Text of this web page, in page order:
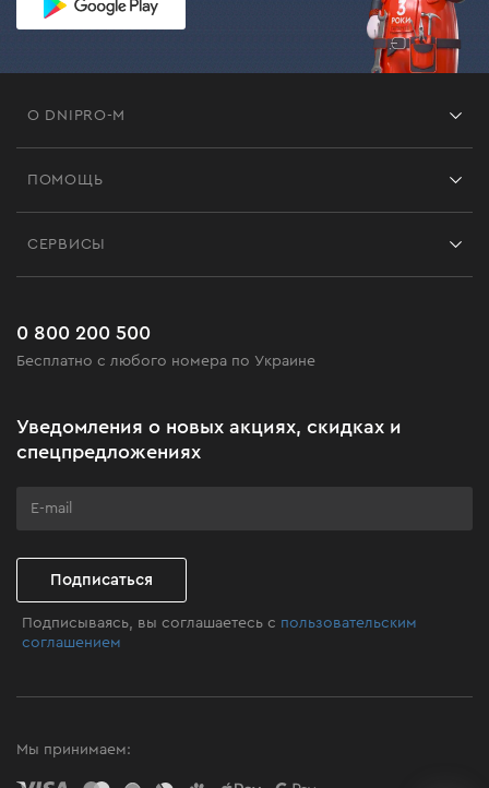
О DNIPRO-M
Черная пятница
Клуб мастерства
ПОМОЩЬ
Часто задаваемые вопросы
СЕРВИСЫ
0 800 200 500
Бесплатно с любого номера по Украине
Уведомления о новых акциях, скидках и
спецпредложениях
Подписаться
Подписываясь, вы соглашаетесь с пользовательским
соглашением
Мы принимаем: